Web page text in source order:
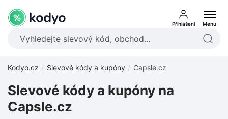
Přihlášení Menu
Kodyo.cz Slevové kódy a kupóny Capsle.cz
Slevové kódy a kupóny na
Capsle.cz